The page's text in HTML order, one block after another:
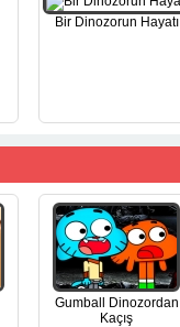
Bir Dinozorun Hayatı
Gumball Dinozordan
Kaçış